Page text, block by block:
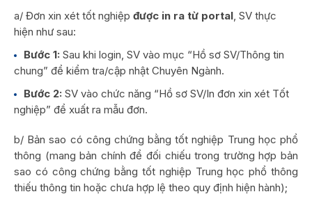
a/ Đơn xin xét tốt nghiệp được in ra từ portal, SV thực
hiện như sau:
Bước 1: Sau khi login, SV vào mục “Hồ sơ SV/Thông tin
chung” để kiểm tra/cập nhật Chuyên Ngành.
Bước 2: SV vào chức năng “Hồ sơ SV/In đơn xin xét Tốt
nghiệp” để xuất ra mẫu đơn.
b/ Bản sao có công chứng bằng tốt nghiệp Trung học phổ
thông (mang bản chính để đối chiếu trong trường hợp bản
sao có công chứng bằng tốt nghiệp Trung học phổ thông
thiếu thông tin hoặc chưa hợp lệ theo quy định hiện hành);